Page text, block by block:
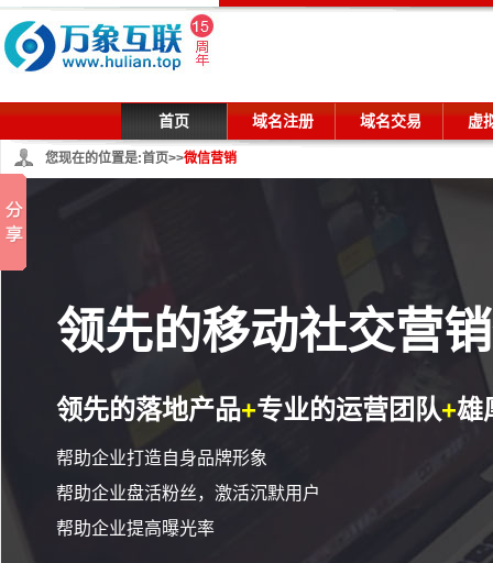
首页 域名注册 域名交易 虚
您现在的位置是:首页>>微信营销
领先的移动社交营
领先的落地产品+专业的运营团队+雄
帮助企业打造自身品牌形象
帮助企业盘活粉丝，激活沉默用户
帮助企业提高曝光率